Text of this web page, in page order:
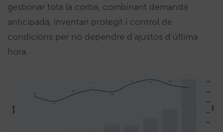
gestionar tota la corba, combinant demanda
anticipada, inventari protegit i control de
condicions per no dependre d’ajustos d’última
hora.